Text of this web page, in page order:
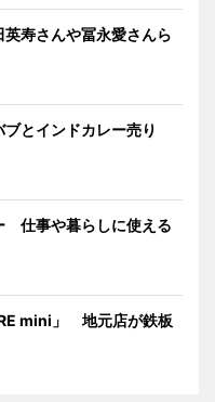
寿さんや冨永愛さんら
とインドカレー売り
仕事や暮らしに使える
mini」 地元店が鉄板